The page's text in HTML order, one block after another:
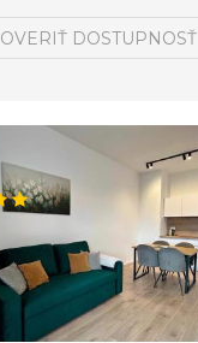
OVERIŤ DOSTUPNOSŤ